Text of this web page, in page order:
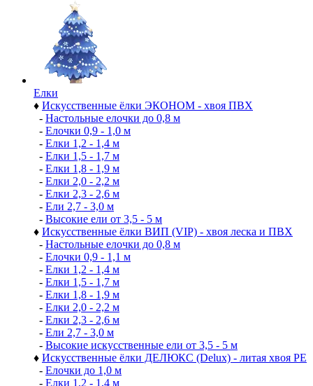
Елки
♦ Искусственные ёлки ЭКОНОМ - хвоя ПВХ
- Настольные елочки до 0,8 м
- Елочки 0,9 - 1,0 м
- Елки 1,2 - 1,4 м
- Елки 1,5 - 1,7 м
- Елки 1,8 - 1,9 м
- Елки 2,0 - 2,2 м
- Елки 2,3 - 2,6 м
- Ели 2,7 - 3,0 м
- Высокие ели от 3,5 - 5 м
♦ Искусственные ёлки ВИП (VIP) - хвоя леска и ПВХ
- Настольные елочки до 0,8 м
- Елочки 0,9 - 1,1 м
- Елки 1,2 - 1,4 м
- Елки 1,5 - 1,7 м
- Елки 1,8 - 1,9 м
- Елки 2,0 - 2,2 м
- Елки 2,3 - 2,6 м
- Ели 2,7 - 3,0 м
- Высокие искусственные ели от 3,5 - 5 м
♦ Искусственные ёлки ДЕЛЮКС (Delux) - литая хвоя РЕ
- Елочки до 1,0 м
- Елки 1,2 - 1,4 м